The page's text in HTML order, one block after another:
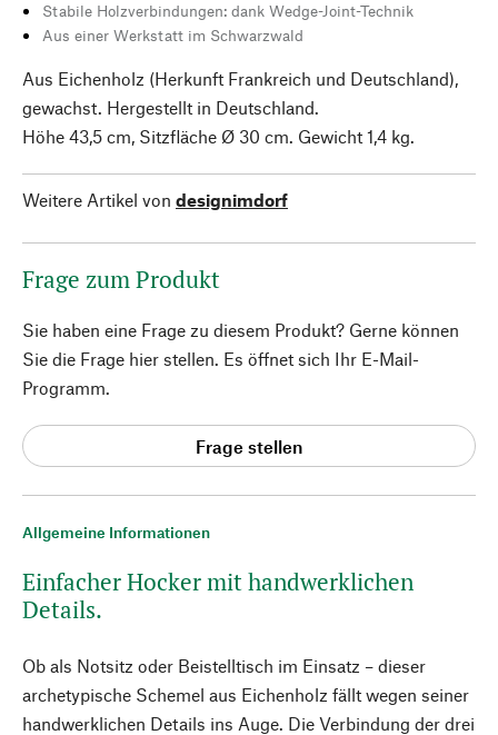
Allgemeine Informationen
Einfacher Hocker mit handwerklichen
Details.
Ob als Notsitz oder Beistelltisch im Einsatz – dieser
archetypische Schemel aus Eichenholz fällt wegen seiner
handwerklichen Details ins Auge. Die Verbindung der drei
Stabile Holzverbindungen: dank Wedge-Joint-Technik
Aus einer Werkstatt im Schwarzwald
Aus Eichenholz (Herkunft Frankreich und Deutschland),
gewachst. Hergestellt in Deutschland.
Höhe 43,5 cm, Sitzfläche Ø 30 cm. Gewicht 1,4 kg.
Weitere Artikel von designimdorf
Frage zum Produkt
Sie haben eine Frage zu diesem Produkt? Gerne können
Sie die Frage hier stellen. Es öffnet sich Ihr E-Mail-
Programm.
Frage stellen